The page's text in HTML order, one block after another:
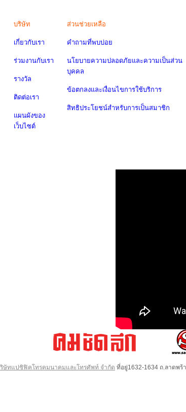
บริษัท
เกี่ยวกับเรา
ร่วมงานกับเรา
รางวัล
ติดต่อเรา
แผนผังของ
เว็บไซต์
ส่วนช่วยเหลือ
คำถามที่พบบ่อย
นโยบายความปลอดภัยและความเป็นส่วน
บุคคล
ข้อตกลงและเงื่อนไขการใช้บริการ
สิทธิประโยชน์สำหรับการเป็นสมาชิก
ษัทแปซิฟิคโทรคมนาคมและโทรศัพท์ จำกัด ที่อยู่1632-1634 ถ.ลาดพร้